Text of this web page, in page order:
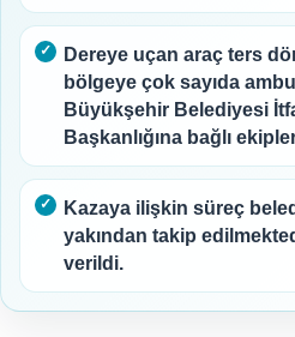
Dereye uçan araç ters
bölgeye çok sayıda
Büyükşehir Belediyesi
Başkanlığına bağlı
Kazaya ilişkin süreç
yakından takip
verildi.